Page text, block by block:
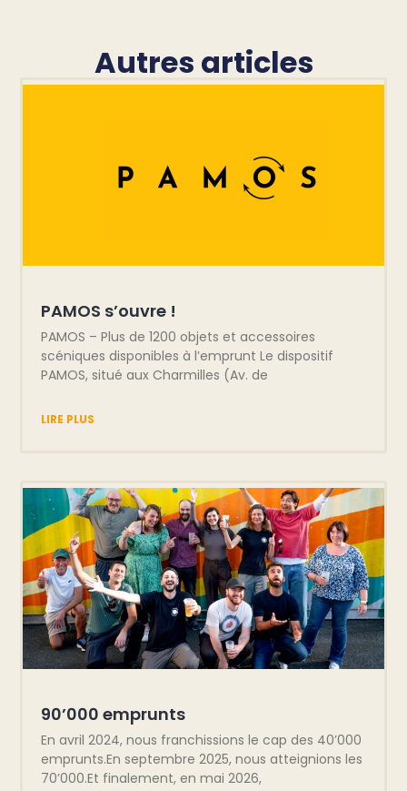
Autres articles
PAMOS s’ouvre !
PAMOS – Plus de 1200 objets et accessoires
scéniques disponibles à l’emprunt Le dispositif
PAMOS, situé aux Charmilles (Av. de
LIRE PLUS
90’000 emprunts
En avril 2024, nous franchissions le cap des 40’000
emprunts.En septembre 2025, nous atteignions les
70’000.Et finalement, en mai 2026,